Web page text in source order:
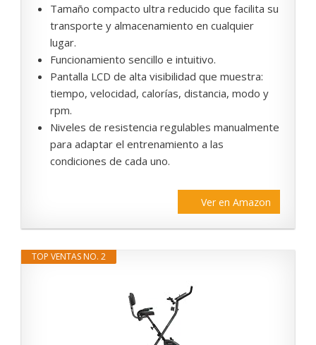
Tamaño compacto ultra reducido que facilita su
transporte y almacenamiento en cualquier
lugar.
Funcionamiento sencillo e intuitivo.
Pantalla LCD de alta visibilidad que muestra:
tiempo, velocidad, calorías, distancia, modo y
rpm.
Niveles de resistencia regulables manualmente
para adaptar el entrenamiento a las
condiciones de cada uno.
Ver en Amazon
TOP VENTAS NO. 2